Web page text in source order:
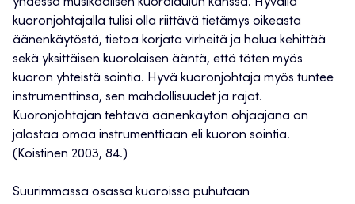
yhdessä musikaalisen kuorolaulun kanssa. Hyvällä
kuoronjohtajalla tulisi olla riittävä tietämys oikeasta
äänenkäytöstä, tietoa korjata virheitä ja halua kehittää
sekä yksittäisen kuorolaisen ääntä, että täten myös
kuoron yhteistä sointia. Hyvä kuoronjohtaja myös tuntee
instrumenttinsa, sen mahdollisuudet ja rajat.
Kuoronjohtajan tehtävä äänenkäytön ohjaajana on
jalostaa omaa instrumenttiaan eli kuoron sointia.
(Koistinen 2003, 84.)
Suurimmassa osassa kuoroissa puhutaan